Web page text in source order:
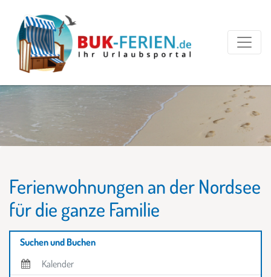
Ferienwohnungen an der Nordsee
für die ganze Familie
Suchen und Buchen